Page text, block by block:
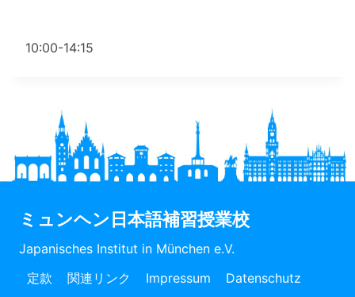
10:00-14:15
ミュンヘン日本語補習授業校
Japanisches Institut in München e.V.
定款
関連リンク Impressum Datenschutz